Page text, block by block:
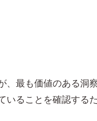
、最も価値のある洞
いることを確認する